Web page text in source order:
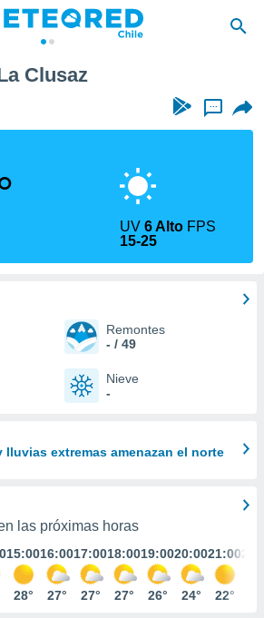
Clusaz
...
UV6 Alto FPS
15-25
Remontes
- / 49
Nieve
-
lluvias extremas amenazan el norte
las próximas horas
15:00
28°
16:00
27°
17:00
27°
18:00
27°
19:00
26°
20:00
24°
21:00
22°